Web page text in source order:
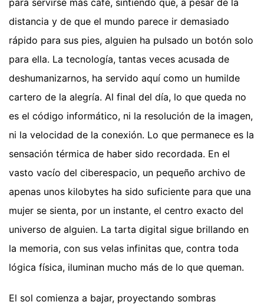
para servirse más café, sintiendo que, a pesar de la
distancia y de que el mundo parece ir demasiado
rápido para sus pies, alguien ha pulsado un botón solo
para ella. La tecnología, tantas veces acusada de
deshumanizarnos, ha servido aquí como un humilde
cartero de la alegría. Al final del día, lo que queda no
es el código informático, ni la resolución de la imagen,
ni la velocidad de la conexión. Lo que permanece es la
sensación térmica de haber sido recordada. En el
vasto vacío del ciberespacio, un pequeño archivo de
apenas unos kilobytes ha sido suficiente para que una
mujer se sienta, por un instante, el centro exacto del
universo de alguien. La tarta digital sigue brillando en
la memoria, con sus velas infinitas que, contra toda
lógica física, iluminan mucho más de lo que queman.
El sol comienza a bajar, proyectando sombras